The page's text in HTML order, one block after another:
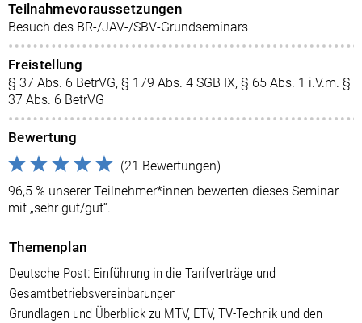
Teilnahmevoraussetzungen
Besuch des BR-/JAV-/SBV-Grundseminars
Freistellung
§ 37 Abs. 6 BetrVG, § 179 Abs. 4 SGB IX, § 65 Abs. 1 i.V.m. §
37 Abs. 6 BetrVG
Bewertung
(21 Bewertungen)
96,5 % unserer Teilnehmer*innen bewerten dieses Seminar
mit „sehr gut/gut“.
Themenplan
Deutsche Post: Einführung in die Tarifverträge und
Gesamtbetriebsvereinbarungen
Grundlagen und Überblick zu MTV, ETV, TV-Technik und den